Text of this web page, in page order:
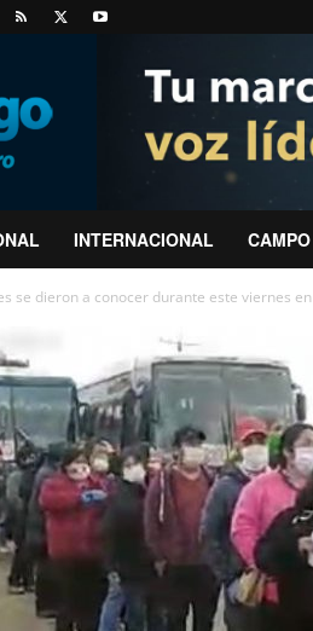
INTERNACIONAL
se dieron a conocer durante este viernes